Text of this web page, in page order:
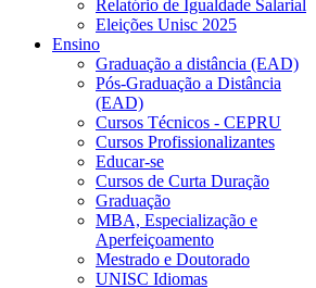
Relatório de Igualdade Salarial
Eleições Unisc 2025
Ensino
Graduação a distância (EAD)
Pós-Graduação a Distância
(EAD)
Cursos Técnicos - CEPRU
Cursos Profissionalizantes
Educar-se
Cursos de Curta Duração
Graduação
MBA, Especialização e
Aperfeiçoamento
Mestrado e Doutorado
UNISC Idiomas